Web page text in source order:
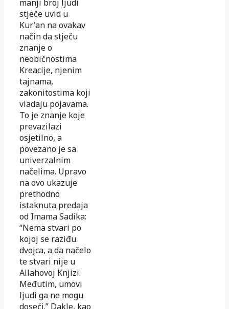
manji broj ljudi
stječe uvid u
Kur'an na ovakav
način da stječu
znanje o
neobičnostima
Kreacije, njenim
tajnama,
zakonitostima koji
vladaju pojavama.
To je znanje koje
prevazilazi
osjetilno, a
povezano je sa
univerzalnim
načelima. Upravo
na ovo ukazuje
prethodno
istaknuta predaja
od Imama Sadika:
“Nema stvari po
kojoj se raziđu
dvojca, a da načelo
te stvari nije u
Allahovoj Knjizi.
Međutim, umovi
ljudi ga ne mogu
doseći.” Dakle, kao